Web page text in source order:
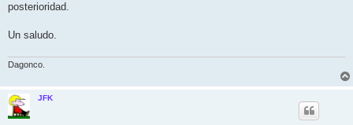
posterioridad.
Un saludo.
Dagonco.
JFK